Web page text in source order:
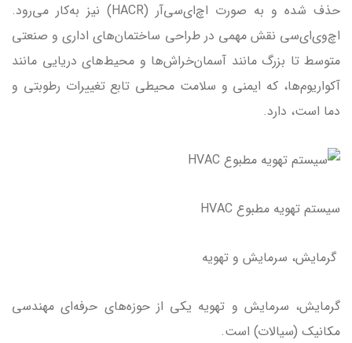
حذف شده و به صورت اچ‌ای‌سی‌آر (HACR) نیز به‌کار می‌رود.
اچ‌وی‌ای‌سی نقش مهمی در طراحی ساختمان‌های اداری و صنعتی
متوسط تا بزرگ مانند آسمان‌خراش‌ها و محیط‌های دریایی مانند
آکواریوم‌ها، که ایمنی و سلامت محیطی تابع تغییرات رطوبتی و
دما است، دارد.
سیستم تهویه مطبوع HVAC
گرمایش، سرمایش و تهویه
گرمایش، سرمایش و تهویه یکی از حوزه‌های حرفه‌ای مهندسی
مکانیک (سیالات) است.